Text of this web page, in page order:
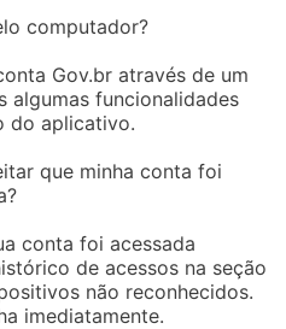
computador?
Gov.br através de um
algumas funcionalidades
do aplicativo.
que minha conta foi
conta foi acessada
de acessos na seção
não reconhecidos.
imediatamente.